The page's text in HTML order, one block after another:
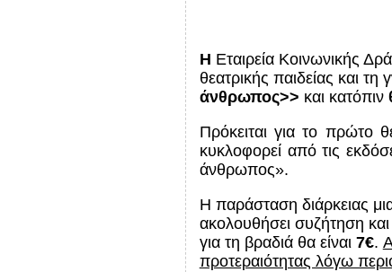
Η Εταιρεία Κοινωνικής
θεατρικής παιδείας και
άνθρωπος>> και κατόπιν
Πρόκειται για το πρώτο
κυκλοφορεί από τις
άνθρωπος».
Η παράσταση διάρκειας
ακολουθήσει συζήτηση
για τη βραδιά θα είναι 7€.
προτεραιότητας λόγω